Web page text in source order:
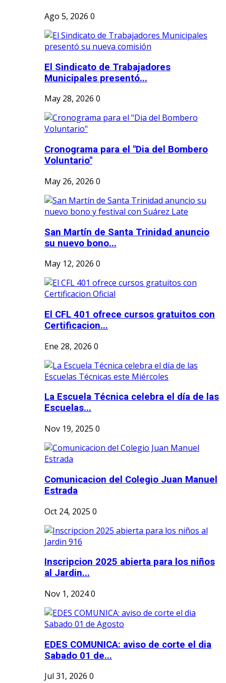
Ago 5, 2026 0
El Sindicato de Trabajadores
Municipales presentó...
May 28, 2026 0
Cronograma para el "Dia del Bombero
Voluntario"
May 26, 2026 0
San Martín de Santa Trinidad anuncio
su nuevo bono...
May 12, 2026 0
El CFL 401 ofrece cursos gratuitos con
Certificacion...
Ene 28, 2026 0
La Escuela Técnica celebra el día de las
Escuelas...
Nov 19, 2025 0
Comunicacion del Colegio Juan Manuel
Estrada
Oct 24, 2025 0
Inscripcion 2025 abierta para los niños
al Jardin...
Nov 1, 20240
EDES COMUNICA: aviso de corte el dia
Sabado 01 de...
Jul 31, 2026 0